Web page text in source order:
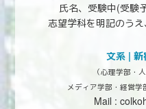
氏名、受験中(受験
志望学科を明記のうえ
文系 | 新
（心理学部・
メディア学部・経営学
Mail :